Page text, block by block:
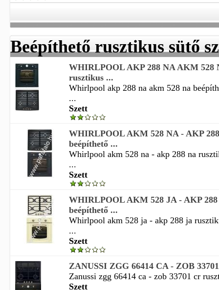
Beépíthető rusztikus sütő
WHIRLPOOL AKP 288 NA AKM 528
rusztikus ...
Whirlpool akp 288 na akm 528 na
...
Szett
WHIRLPOOL AKM 528 NA - AKP
beépíthető ...
Whirlpool akm 528 na - akp 288 na
...
Szett
WHIRLPOOL AKM 528 JA - AKP
beépíthető ...
Whirlpool akm 528 ja - akp 288 ja
...
Szett
ZANUSSI ZGG 66414 CA - ZOB
Zanussi zgg 66414 ca - zob 33701 cr
Szett